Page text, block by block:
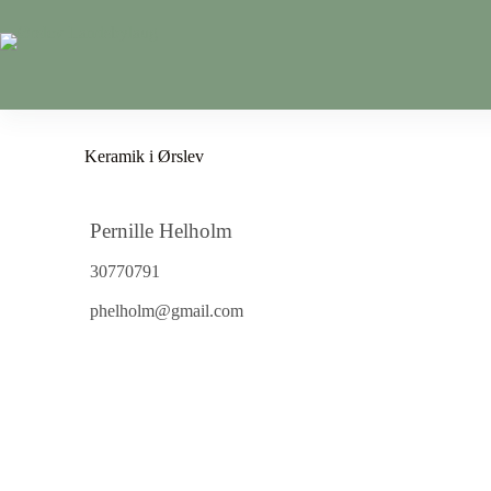
Keramik i Ørslev
Pernille Helholm
30770791
phelholm@gmail.com